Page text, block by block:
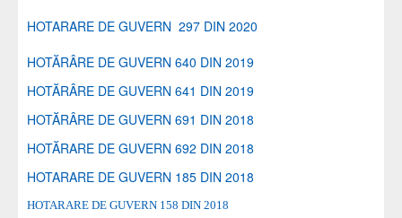
HOTARARE DE GUVERN 297 DIN 2020
HOTĂRÂRE DE GUVERN 640 DIN 2019
HOTĂRÂRE DE GUVERN 641 DIN 2019
HOTĂRÂRE DE GUVERN 691 DIN 2018
HOTĂRARE DE GUVERN 692 DIN 2018
HOTARARE DE GUVERN 185 DIN 2018
HOTARARE DE GUVERN 158 DIN 2018